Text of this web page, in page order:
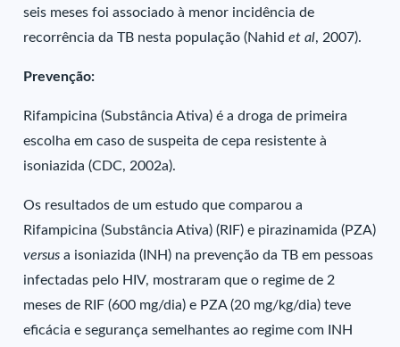
seis meses foi associado à menor incidência de
recorrência da TB nesta população (Nahidet al, 2007).
Prevenção:
Rifampicina (Substância Ativa) é a droga de primeira
escolha em caso de suspeita de cepa resistente à
isoniazida (CDC, 2002a).
Os resultados de um estudo que comparou a
Rifampicina (Substância Ativa) (RIF) e pirazinamida (PZA)
versus a isoniazida (INH) na prevenção da TB em pessoas
infectadas pelo HIV, mostraram que o regime de 2
meses de RIF (600 mg/dia) e PZA (20 mg/kg/dia) teve
eficácia e segurança semelhantes ao regime com INH